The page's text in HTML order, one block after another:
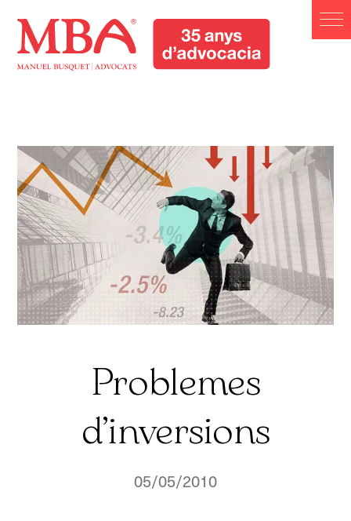
Manuel Busquet Advocats Manresa. Serveis Jurídics
Barcelona
Problemes
d’inversions
05/05/2010